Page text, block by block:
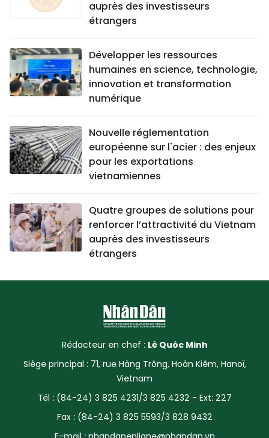
auprès des investisseurs
étrangers
Développer les ressources
humaines en science, technologie,
innovation et transformation
numérique
Nouvelle réglementation
européenne sur l'acier : des enjeux
pour les exportations
vietnamiennes
Quatre groupes de solutions pour
renforcer l’attractivité du Vietnam
auprès des investisseurs
étrangers
Rédacteur en chef : Lê Quôc Minh
Siège principal : 71, rue Hàng Trông, Hoàn Kiêm, Hanoï,
Vietnam
Tél : (84-24) 3 825 4231/3 825 4232 - Ext: 227
Fax : (84-24) 3 825 5593/3 828 9432